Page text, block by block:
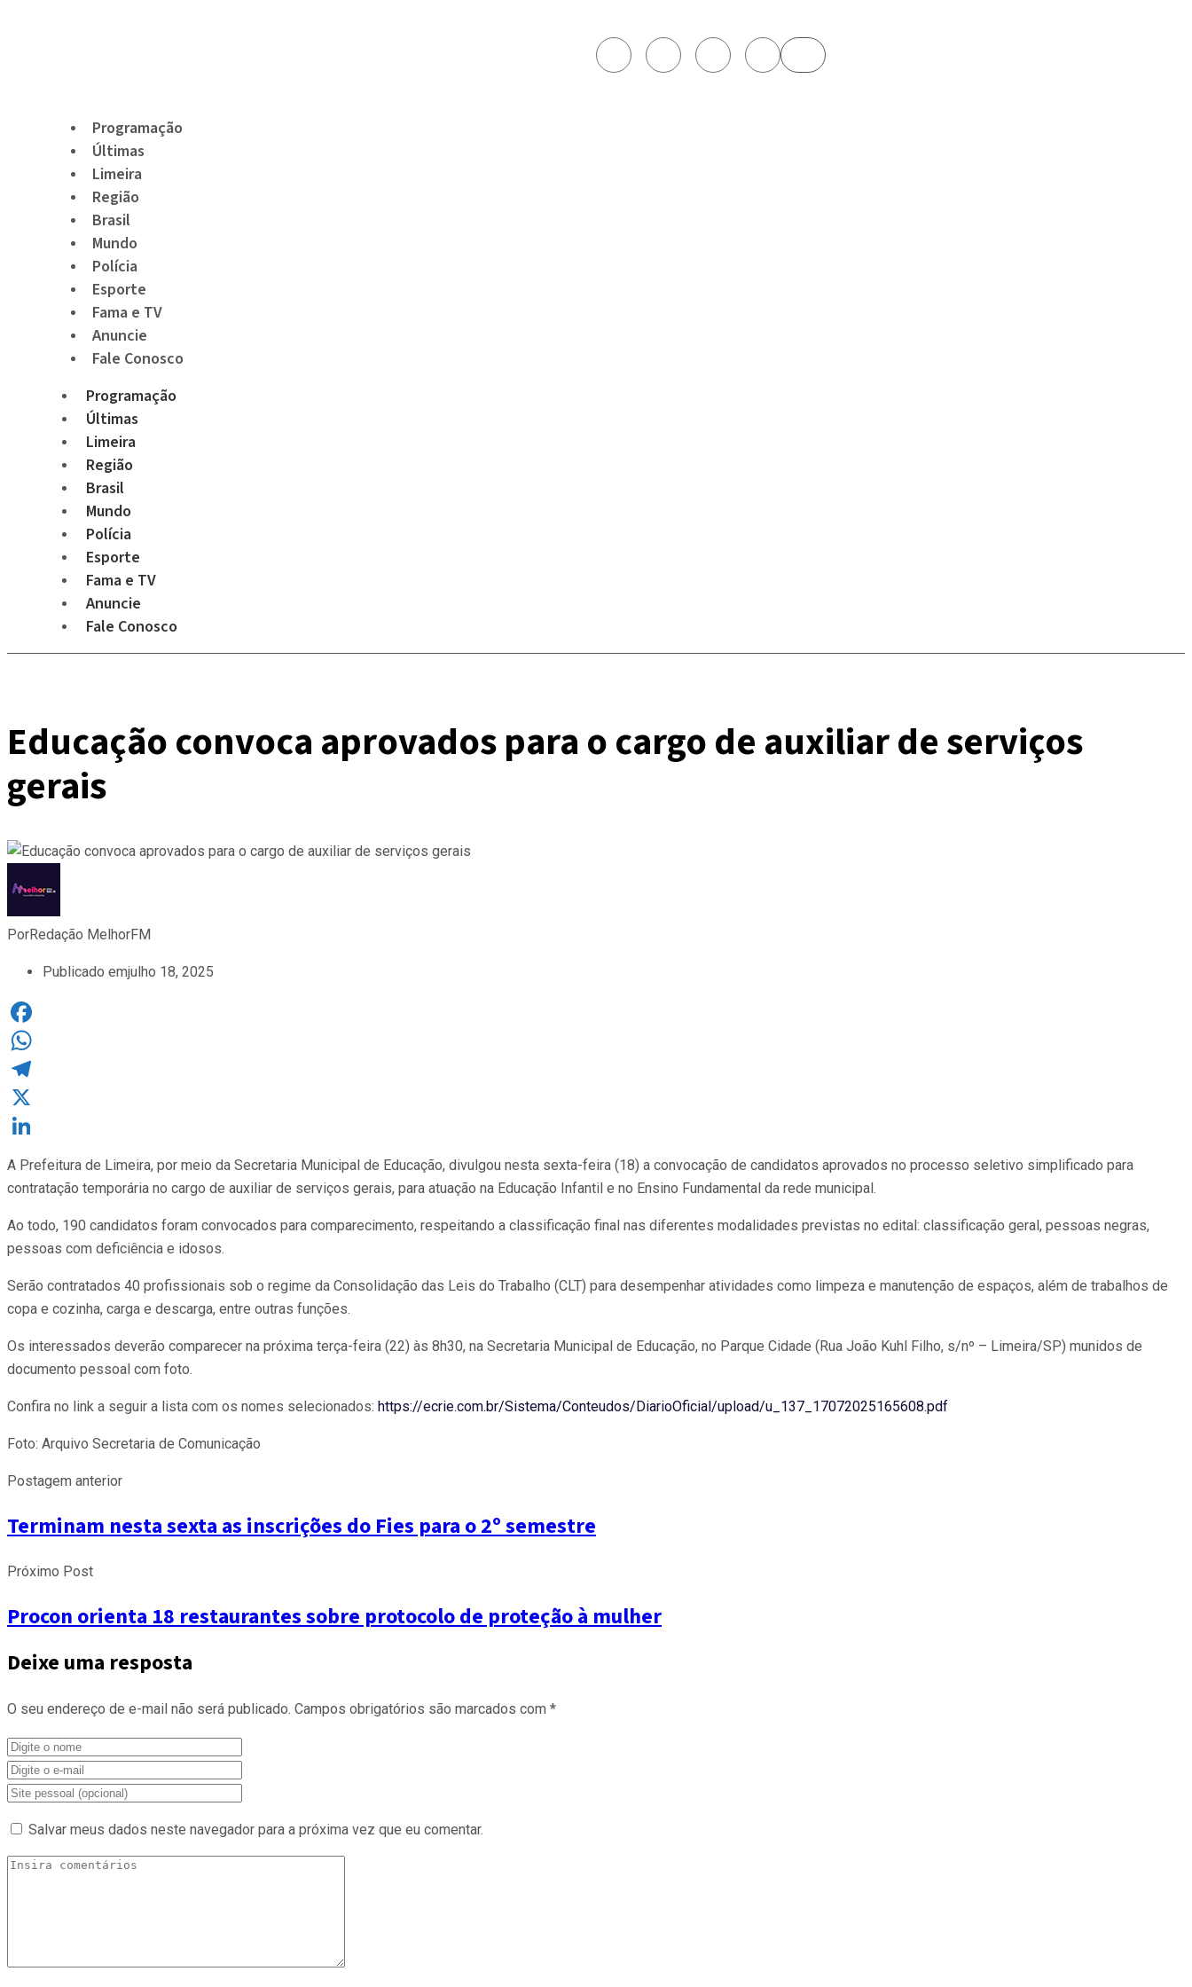
Programação
Últimas
Limeira
Região
Brasil
Mundo
Polícia
Esporte
Fama e TV
Anuncie
Fale Conosco
Programação
Últimas
Limeira
Região
Brasil
Mundo
Polícia
Esporte
Fama e TV
Anuncie
Fale Conosco
Educação convoca aprovados para o cargo de auxiliar de serviços
gerais
PorRedação MelhorFM
Publicado emjulho 18, 2025
Facebook
WhatsApp
Telegram
X
A Prefeitura de Limeira, por meio da Secretaria Municipal de Educação, divulgou nesta sexta-feira (18) a convocação de candidatos aprovados no processo seletivo simplificado para
contratação temporária no cargo de auxiliar de serviços gerais, para atuação na Educação Infantil e no Ensino Fundamental da rede municipal.
Ao todo, 190 candidatos foram convocados para comparecimento, respeitando a classificação final nas diferentes modalidades previstas no edital: classificação geral, pessoas negras,
pessoas com deficiência e idosos.
Serão contratados 40 profissionais sob o regime da Consolidação das Leis do Trabalho (CLT) para desempenhar atividades como limpeza e manutenção de espaços, além de trabalhos de
copa e cozinha, carga e descarga, entre outras funções.
Os interessados deverão comparecer na próxima terça-feira (22) às 8h30, na Secretaria Municipal de Educação, no Parque Cidade (Rua João Kuhl Filho, s/nº – Limeira/SP) munidos de
documento pessoal com foto.
Confira no link a seguir a lista com os nomes selecionados: https://ecrie.com.br/Sistema/Conteudos/DiarioOficial/upload/u_137_17072025165608.pdf
Foto: Arquivo Secretaria de Comunicação
Postagem anterior
Terminam nesta sexta as inscrições do Fies para o 2º semestre
Próximo Post
Procon orienta 18 restaurantes sobre protocolo de proteção à mulher
Deixe uma resposta
O seu endereço de e-mail não será publicado. Campos obrigatórios são marcados com *
Salvar meus dados neste navegador para a próxima vez que eu comentar.